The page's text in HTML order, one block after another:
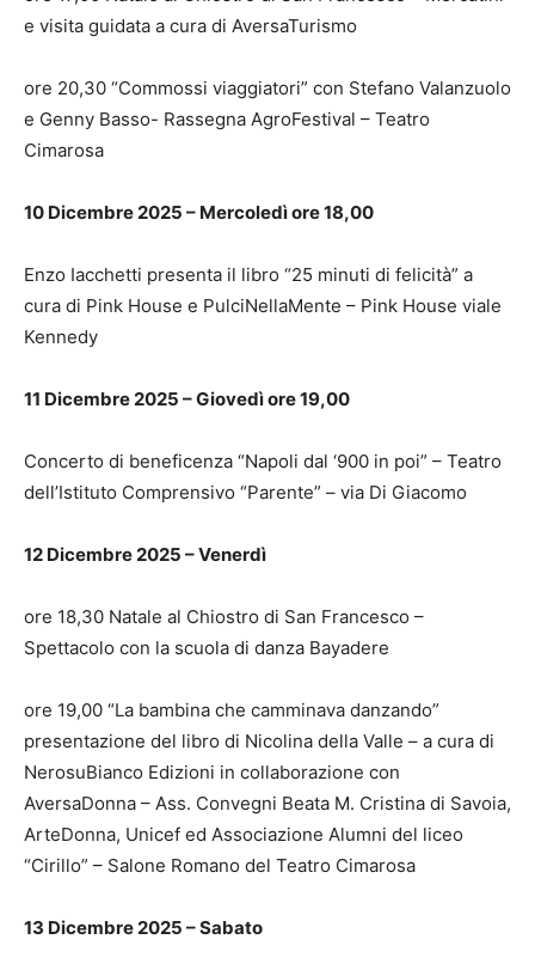
e visita guidata a cura di AversaTurismo
ore 20,30 “Commossi viaggiatori” con Stefano Valanzuolo
e Genny Basso- Rassegna AgroFestival – Teatro
Cimarosa
10 Dicembre 2025 – Mercoledì ore 18,00
Enzo Iacchetti presenta il libro “25 minuti di felicità” a
cura di Pink House e PulciNellaMente – Pink House viale
Kennedy
11 Dicembre 2025 – Giovedì ore 19,00
Concerto di beneficenza “Napoli dal ‘900 in poi” – Teatro
dell’Istituto Comprensivo “Parente” – via Di Giacomo
12 Dicembre 2025 – Venerdì
ore 18,30 Natale al Chiostro di San Francesco –
Spettacolo con la scuola di danza Bayadere
ore 19,00 “La bambina che camminava danzando”
presentazione del libro di Nicolina della Valle – a cura di
NerosuBianco Edizioni in collaborazione con
AversaDonna – Ass. Convegni Beata M. Cristina di Savoia,
ArteDonna, Unicef ed Associazione Alumni del liceo
“Cirillo” – Salone Romano del Teatro Cimarosa
13 Dicembre 2025 – Sabato